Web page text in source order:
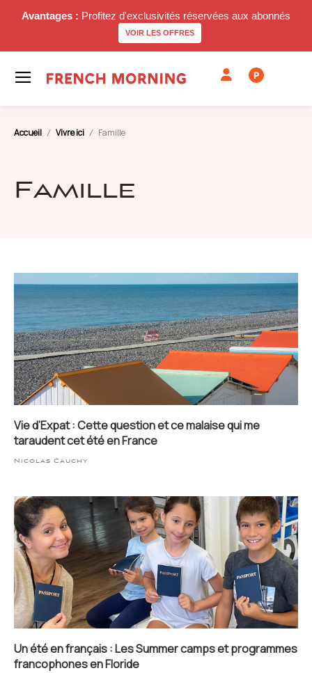
Avantages : Profitez d'exclusivités réservées aux abonnés
VOIR LES OFFRES
P
Accueil Vivre ici Famille
Famille
Vie d’Expat : Cette question et ce malaise qui me
taraudent cet été en France
Nicolas Cauchy
Un été en français : Les Summer camps et programmes
francophones en Floride